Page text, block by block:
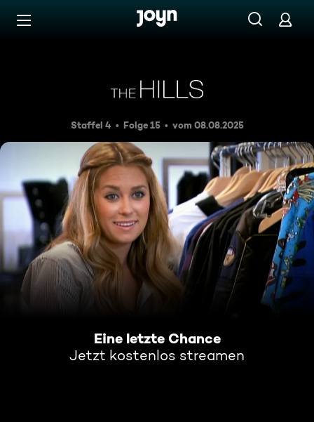
Zum Inhalt springen
Eine letzte Chance
Staffel 4 Folge 15 vom 08.08.2025
Eine letzte Chance
Jetzt kostenlos streamen